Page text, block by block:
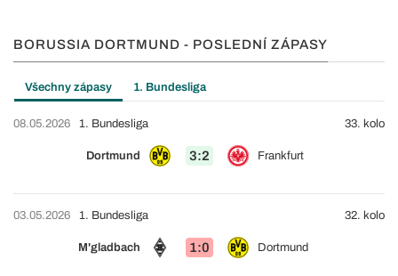
BORUSSIA DORTMUND - POSLEDNÍ ZÁPASY
Všechny zápasy 1. Bundesliga
08.05.2026
Dortmund 3:2 Frankfurt
1. Bundesliga 33. kolo
03.05.2026
M'gladbach 1:0 Dortmund
1. Bundesliga 32. kolo